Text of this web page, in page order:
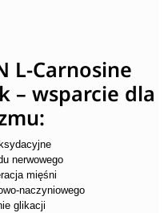
L-Carnosine
– wsparcie dla
nerwowego
mięśni
naczyniowego
glikacji